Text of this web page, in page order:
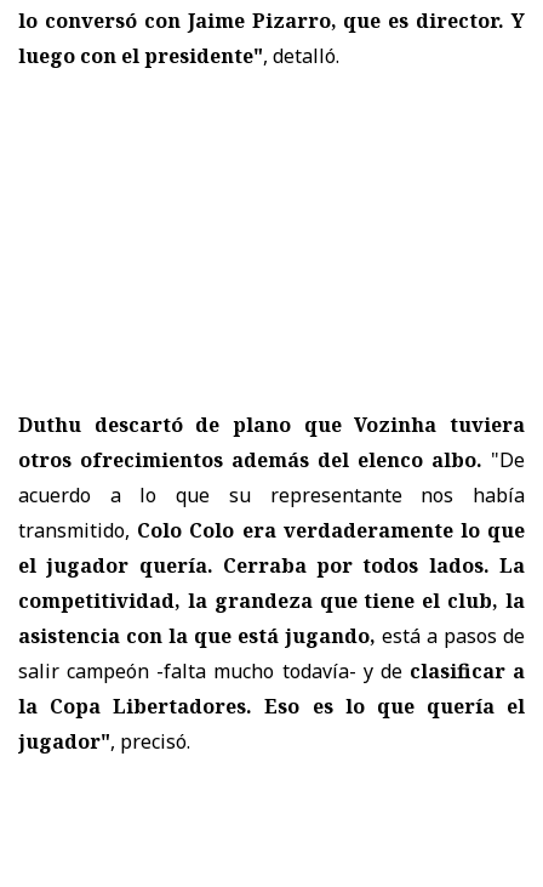
lo conversó con Jaime Pizarro, que es director. Y
luego con el presidente", detalló.
Duthu descartó de plano que Vozinha tuviera
otros ofrecimientos además del elenco albo. "De
acuerdo a lo que su representante nos había
transmitido, Colo Colo era verdaderamente lo que
el jugador quería. Cerraba por todos lados. La
competitividad, la grandeza que tiene el club, la
asistencia con la que está jugando, está a pasos de
salir campeón -falta mucho todavía- y de clasificar a
la Copa Libertadores. Eso es lo que quería el
jugador", precisó.